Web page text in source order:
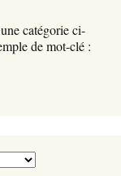
catégorie ci-
de mot-clé :